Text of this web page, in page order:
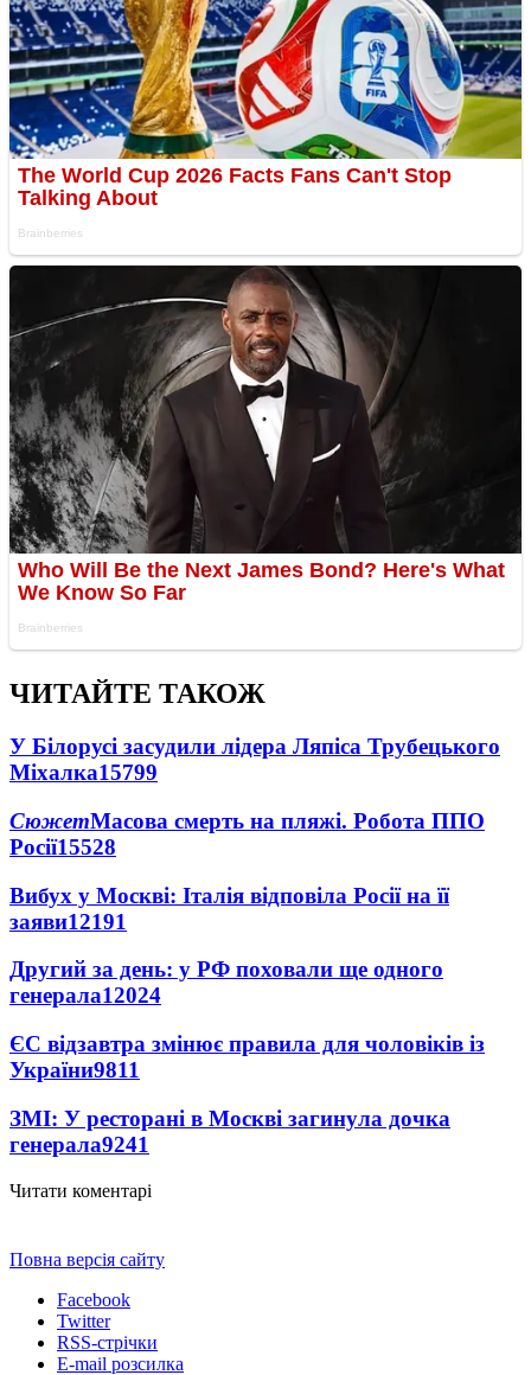
ЧИТАЙТЕ ТАКОЖ
У Білорусі засудили лідера Ляпіса Трубецького
Міхалка15799
СюжетМасова смерть на пляжі. Робота ППО
Росії15528
Вибух у Москві: Італія відповіла Росії на її
заяви12191
Другий за день: у РФ поховали ще одного
генерала12024
ЄС відзавтра змінює правила для чоловіків із
України9811
ЗМІ: У ресторані в Москві загинула дочка
генерала9241
Читати коментарі
Повна версія сайту
Facebook
Twitter
RSS-стрічки
E-mail розсилка